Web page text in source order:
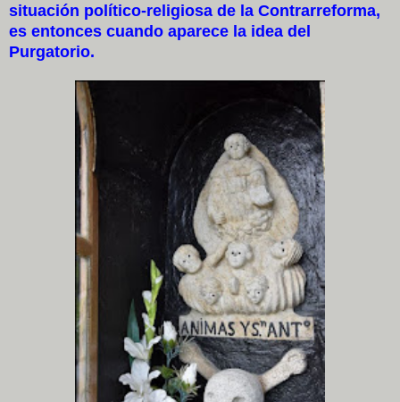
situación político-religiosa de la Contrarreforma,
es entonces cuando aparece la idea del
Purgatorio.